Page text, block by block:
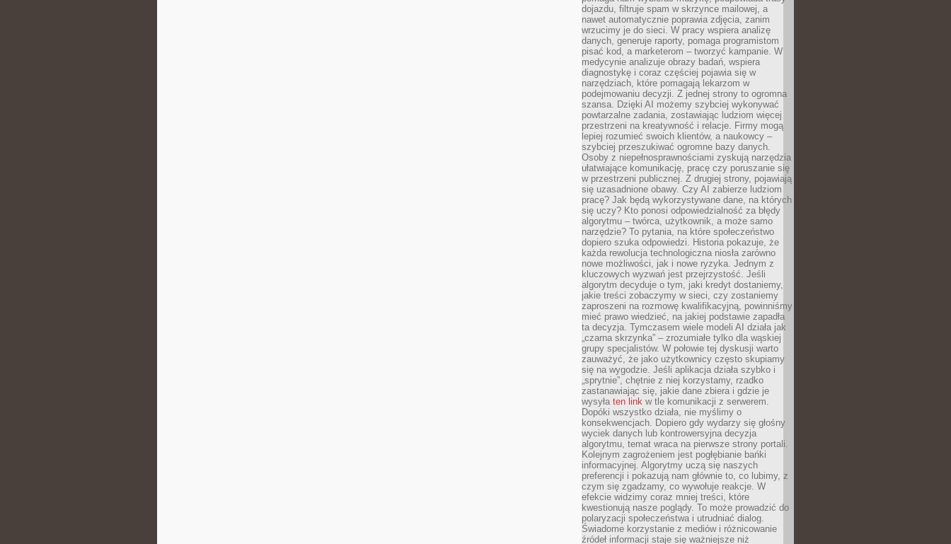
dojazdu, filtruje spam w skrzynce mailowej, a
nawet automatycznie poprawia zdjęcia, zanim
wrzucimy je do sieci. W pracy wspiera analizę
danych, generuje raporty, pomaga programistom
pisać kod, a marketerom – tworzyć kampanie. W
medycynie analizuje obrazy badań, wspiera
diagnostykę i coraz częściej pojawia się w
narzędziach, które pomagają lekarzom w
podejmowaniu decyzji. Z jednej strony to ogromna
szansa. Dzięki AI możemy szybciej wykonywać
powtarzalne zadania, zostawiając ludziom więcej
przestrzeni na kreatywność i relacje. Firmy mogą
lepiej rozumieć swoich klientów, a naukowcy –
szybciej przeszukiwać ogromne bazy danych.
Osoby z niepełnosprawnościami zyskują narzędzia
ułatwiające komunikację, pracę czy poruszanie się
w przestrzeni publicznej. Z drugiej strony, pojawiają
się uzasadnione obawy. Czy AI zabierze ludziom
pracę? Jak będą wykorzystywane dane, na których
się uczy? Kto ponosi odpowiedzialność za błędy
algorytmu – twórca, użytkownik, a może samo
narzędzie? To pytania, na które społeczeństwo
dopiero szuka odpowiedzi. Historia pokazuje, że
każda rewolucja technologiczna niosła zarówno
nowe możliwości, jak i nowe ryzyka. Jednym z
kluczowych wyzwań jest przejrzystość. Jeśli
algorytm decyduje o tym, jaki kredyt dostaniemy,
jakie treści zobaczymy w sieci, czy zostaniemy
zaproszeni na rozmowę kwalifikacyjną, powinniśmy
mieć prawo wiedzieć, na jakiej podstawie zapadła
ta decyzja. Tymczasem wiele modeli AI działa jak
„czarna skrzynka” – zrozumiałe tylko dla wąskiej
grupy specjalistów. W połowie tej dyskusji warto
zauważyć, że jako użytkownicy często skupiamy
się na wygodzie. Jeśli aplikacja działa szybko i
„sprytnie”, chętnie z niej korzystamy, rzadko
zastanawiając się, jakie dane zbiera i gdzie je
wysyła ten link w tle komunikacji z serwerem.
Dopóki wszystko działa, nie myślimy o
konsekwencjach. Dopiero gdy wydarzy się głośny
wyciek danych lub kontrowersyjna decyzja
algorytmu, temat wraca na pierwsze strony portali.
Kolejnym zagrożeniem jest pogłębianie bańki
informacyjnej. Algorytmy uczą się naszych
preferencji i pokazują nam głównie to, co lubimy, z
czym się zgadzamy, co wywołuje reakcje. W
efekcie widzimy coraz mniej treści, które
kwestionują nasze poglądy. To może prowadzić do
polaryzacji społeczeństwa i utrudniać dialog.
Świadome korzystanie z mediów i różnicowanie
źródeł informacji staje się ważniejsze niż